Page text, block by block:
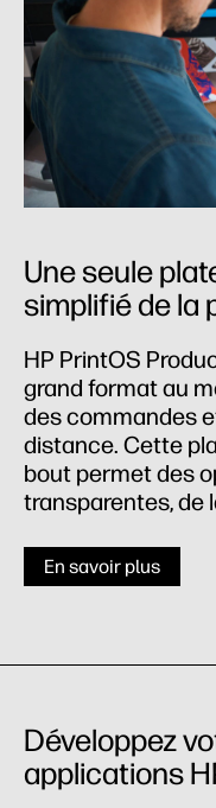
Une seule
simplifié de la
HP PrintOS
grand format au
des commandes
distance. Cette
bout permet des
transparentes, de
En savoir plus
Développez
applications